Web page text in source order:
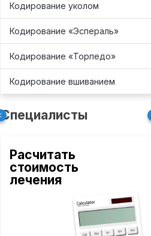
Кодирование уколом
Кодирование «Эспераль»
Кодирование «Торпедо»
Кодирование вшиванием
Специалисты
Расчитать
стоимость
лечения